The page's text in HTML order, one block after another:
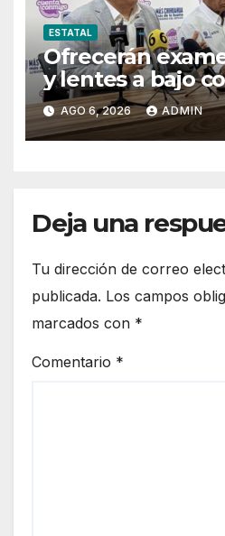
ESTATAL
Ofrecerán
y lentes a bajo
Pueblito
AGO 6, 2026 ADMIN
Deja una
Tu dirección de correo
publicada. Los campos
marcados con *
Comentario *